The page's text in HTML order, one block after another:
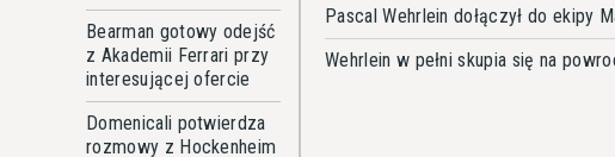
Bearman gotowy odejść
z Akademii Ferrari przy
interesującej ofercie
Domenicali potwierdza
rozmowy z Hockenheim
Pascal Wehrlein dołączył do ekipy
Wehrlein w pełni skupia się na